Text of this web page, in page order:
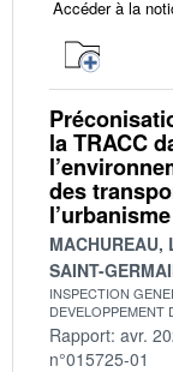
Accéder à la
la TRACC
des
l’urbanisme
SAINT-
INSPECTION
DEVELOPPEMENT
Rapport: avr.
n°015725-01